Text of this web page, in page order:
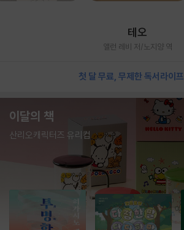
테오
앨런 레비 저/노지양 역
첫 달 무료, 무제한 독서라이프
이달의 책
산리오캐릭터즈 유리컵